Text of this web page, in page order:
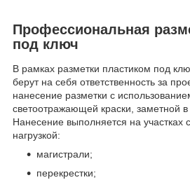
Профессиональная
под ключ
В рамках разметки пластиком под
берут на себя ответственность за
нанесение разметки с
светоотражающей краски, заметной
Нанесение выполняется на участках
нагрузкой:
магистрали;
перекрестки;